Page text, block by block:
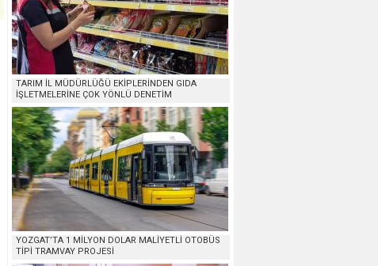
TARIM İL MÜDÜRLÜĞÜ EKİPLERİNDEN GIDA
İŞLETMELERİNE ÇOK YÖNLÜ DENETİM
YOZGAT’TA 1 MİLYON DOLAR MALİYETLİ OTOBÜS
TİPİ TRAMVAY PROJESİ